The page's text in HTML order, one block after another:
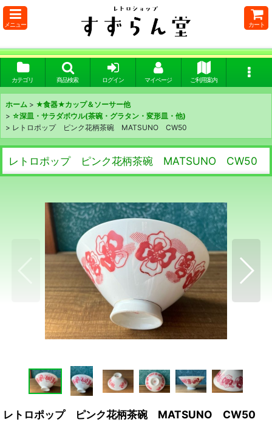
メニュー カート
カテゴリ 商品検索 ログイン マイページ ご利用案内
ホーム > ★食器★カップ＆ソーサー他
> ☆深皿・サラダボウル(茶碗・グラタン・変形皿・他)
> レトロポップ ピンク花柄茶碗 MATSUNO CW50
レトロポップ ピンク花柄茶碗 MATSUNO CW50
レトロポップ ピンク花柄茶碗 MATSUNO CW50